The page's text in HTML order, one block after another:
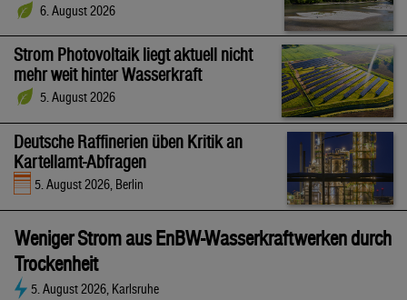
6. August 2026
Strom Photovoltaik liegt aktuell nicht
mehr weit hinter Wasserkraft
5. August 2026
Deutsche Raffinerien üben Kritik an
Kartellamt-Abfragen
5. August 2026, Berlin
Weniger Strom aus EnBW-Wasserkraftwerken durch
Trockenheit
5. August 2026, Karlsruhe